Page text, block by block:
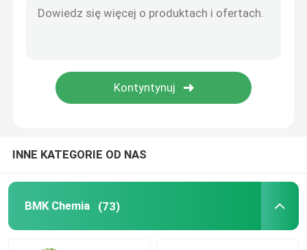
INNE KATEGORIE OD NAS
BMK Chemia (73)